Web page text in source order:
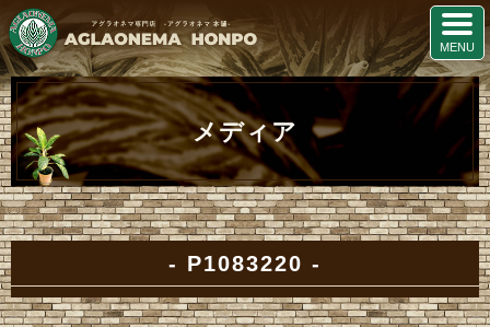
メディア
P1083220